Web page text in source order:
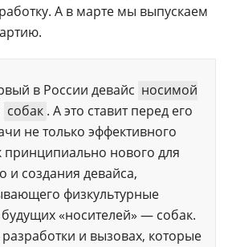
А в марте мы выпускаем
в России девайс носимой
собак . А это ставит перед его
не только эффективного
нового для
и создания девайса,
физкультурные
«носителей» — собак.
разработки и вызовах, которые